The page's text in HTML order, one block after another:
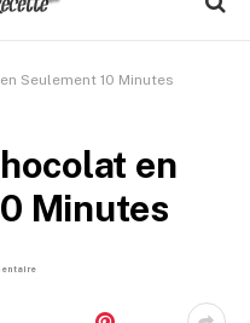
Seulement 10 Minutes
en
Minutes